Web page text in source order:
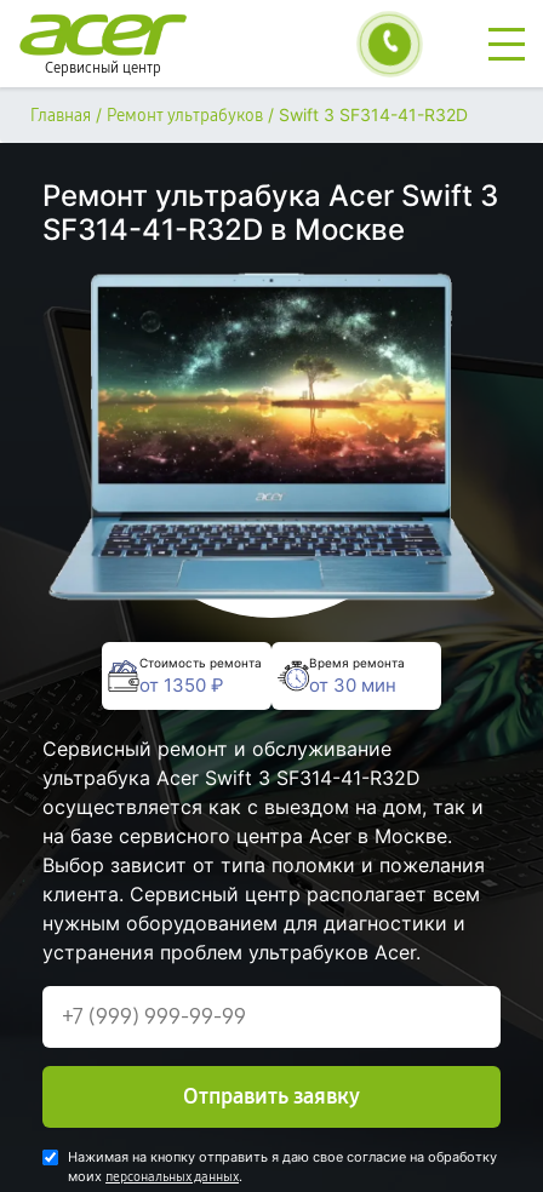
Сервисный центр
Главная / Ремонт ультрабуков / Swift 3 SF314-41-R32D
Ремонт ультрабука Acer Swift 3
SF314-41-R32D в Москве
Стоимость ремонта
от 1350 ₽
Время ремонта
от 30 мин
Сервисный ремонт и обслуживание
ультрабука Acer Swift 3 SF314-41-R32D
осуществляется как с выездом на дом, так и
на базе сервисного центра Acer в Москве.
Выбор зависит от типа поломки и пожелания
клиента. Сервисный центр располагает всем
нужным оборудованием для диагностики и
устранения проблем ультрабуков Acer.
Отправить заявку
Нажимая на кнопку отправить я даю свое согласие на обработку
моих персональных данных.